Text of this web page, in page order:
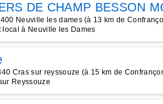
DE CHAMP BESSON
Neuville les dames (à 13 km de
local à Neuville les Dames
Cras sur reyssouze (à 15 km de
Reyssouze